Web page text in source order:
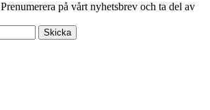
Prenumerera på vårt nyhetsbrev och ta del av